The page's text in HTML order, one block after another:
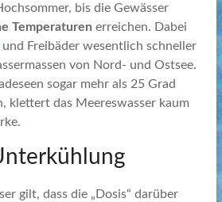
bis die Gewässer
Temperaturen erreichen. Dabei
und Freibäder wesentlich schneller
von Nord- und Ostsee.
sogar mehr als 25 Grad
klettert das Meereswasser kaum
gilt, dass die „Dosis“ darüber